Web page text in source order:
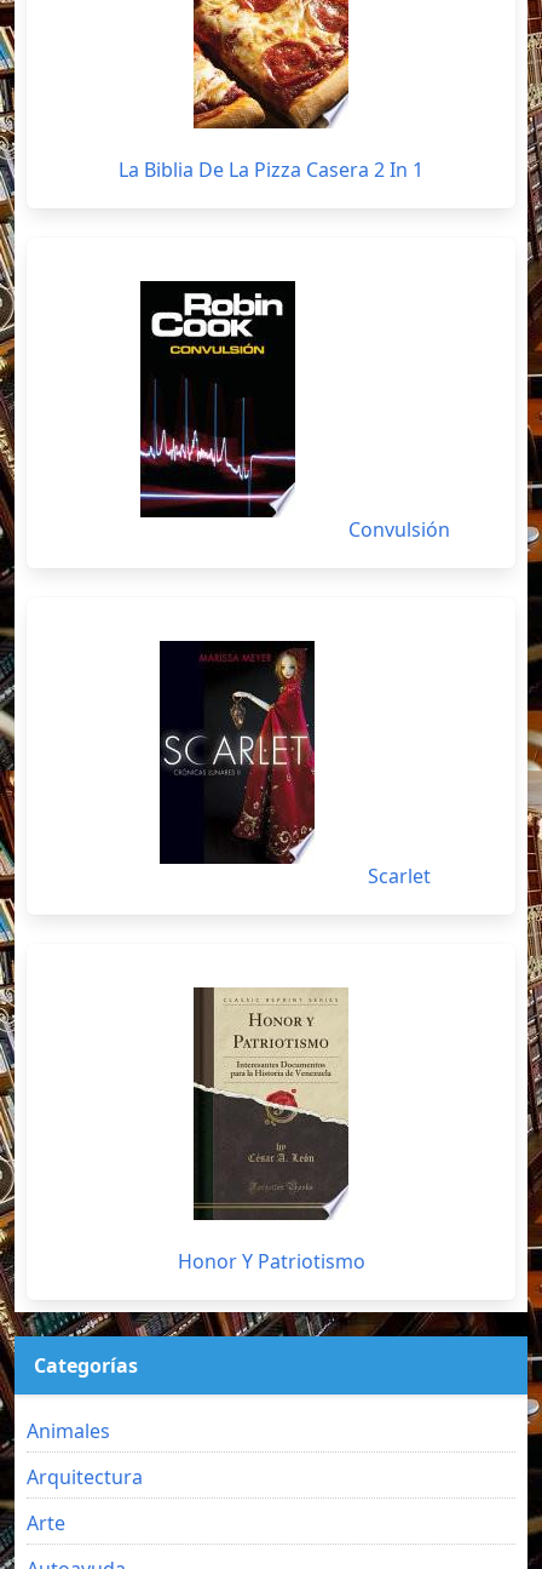
La Biblia De La Pizza Casera 2 In 1
Convulsión
Scarlet
Honor Y Patriotismo
Categorías
Animales
Arquitectura
Arte